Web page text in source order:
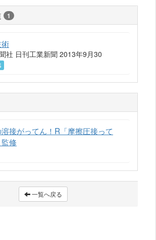
1
社 日刊工業新聞 2013年9月30
接がってん！R「摩擦圧接って
修
一覧へ戻る